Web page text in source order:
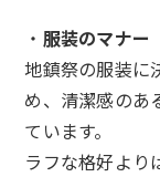
・ 服装のマナー
地鎮祭の服装に
め、清潔感のあ
ています。
ラフな格好より